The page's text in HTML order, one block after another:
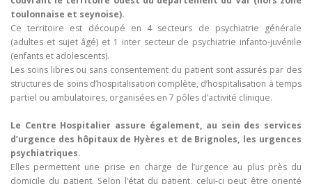
toulonnaise et seynoise).
Ce territoire est découpé en 4 secteurs de psychiatrie générale
(adultes et sujet âgé) et 1 inter secteur de psychiatrie infanto-juvénile
(enfants et adolescents).
Les soins libres ou sans consentement du patient sont assurés par des
structures de soins d’hospitalisation complète, d’hospitalisation à temps
partiel ou ambulatoires, organisées en 7 pôles d’activité clinique.
Le Centre Hospitalier assure également, au sein des services
d’urgence des hôpitaux de Hyères et de Brignoles, les urgences
psychiatriques.
Elles permettent une prise en charge de l’urgence au plus près du
domicile du patient. Selon l’état du patient, celui-ci peut être orienté